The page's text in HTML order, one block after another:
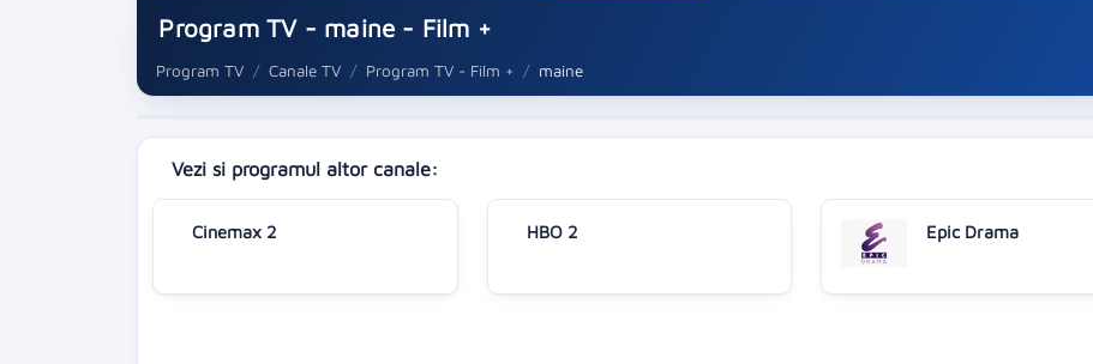
Program TV - maine - Film +
Program TV Canale TV Program TV - Film + maine
Vezi si programul altor canale:
Cinemax 2 HBO 2 Epic Drama